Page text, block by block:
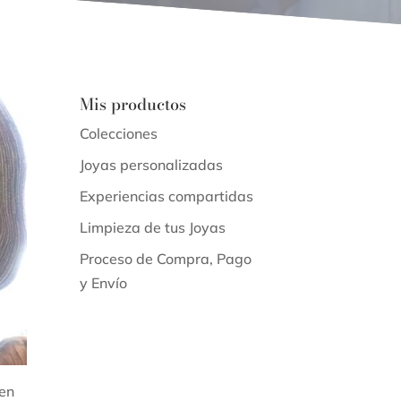
Mis productos
Colecciones
Joyas personalizadas
Experiencias compartidas
Limpieza de tus Joyas
Proceso de Compra, Pago
y Envío